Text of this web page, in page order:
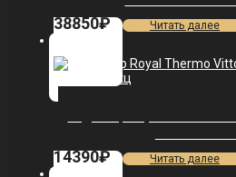
38850₽ Читать далее
14390₽ Читать далее